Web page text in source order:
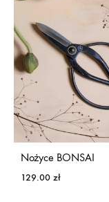
Nożyce BONSAI
129.00 zł